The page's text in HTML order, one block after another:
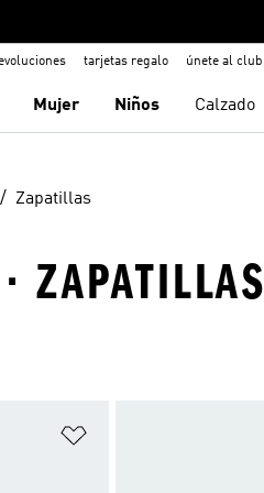
tarjetas regalo únete al club
Mujer Niños Calzado
Zapatillas
ZAPATILLAS